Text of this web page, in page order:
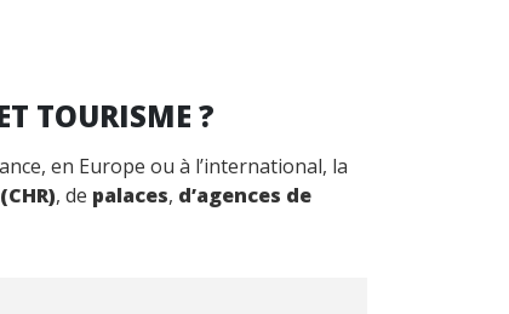
TOURISME ?
en Europe ou à l’international, la
, de palaces, d’agences de